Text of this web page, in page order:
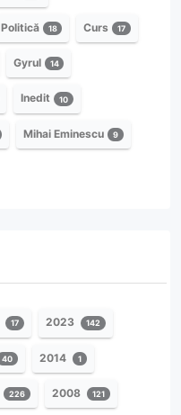
Politică 18 Curs 17
Gyrul 14
Inedit 10
Mihai Eminescu 9
17 2023 142
40 2014 1
226 2008 121